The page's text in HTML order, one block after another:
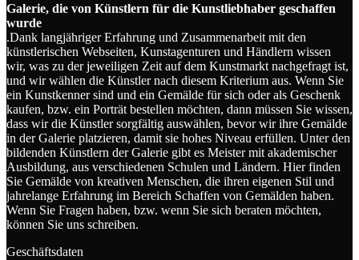
Galerie, die von Künstlern für die Kunstliebhaber geschaffen
wurde
.Dank langjähriger Erfahrung und Zusammenarbeit mit den
künstlerischen Webseiten, Kunstagenturen und Händlern wissen
wir, was zu der jeweiligen Zeit auf dem Kunstmarkt nachgefragt ist,
und wir wählen die Künstler nach diesem Kriterium aus. Wenn Sie
ein Kunstkenner sind und ein Gemälde für sich oder als Geschenk
kaufen, bzw. ein Porträt bestellen möchten, dann müssen Sie wissen,
dass wir die Künstler sorgfältig auswählen, bevor wir ihre Gemälde
in der Galerie platzieren, damit sie hohes Niveau erfüllen. Unter den
bildenden Künstlern der Galerie gibt es Meister mit akademischer
Ausbildung, aus verschiedenen Schulen und Ländern. Hier finden
Sie Gemälde von kreativen Menschen, die ihren eigenen Stil und
jahrelange Erfahrung im Bereich Schaffen von Gemälden haben.
Wenn Sie Fragen haben, bzw. wenn Sie sich beraten möchten,
können Sie uns schreiben.
Geschäftsdaten